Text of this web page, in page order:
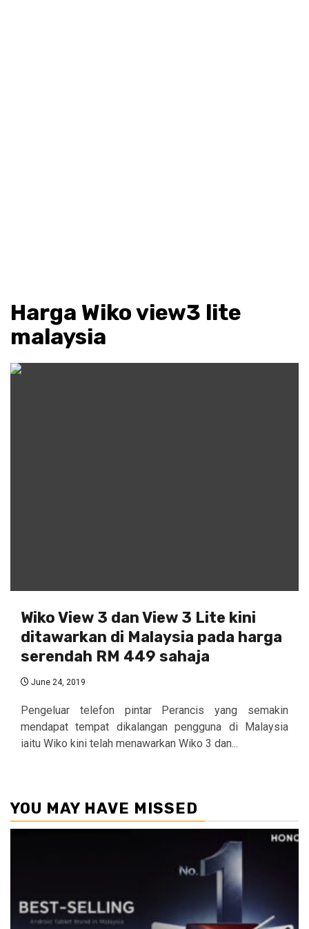
Harga Wiko view3 lite
malaysia
Wiko View 3 dan View 3 Lite kini
ditawarkan di Malaysia pada harga
serendah RM 449 sahaja
June 24, 2019
Pengeluar telefon pintar Perancis yang semakin
mendapat tempat dikalangan pengguna di Malaysia
iaitu Wiko kini telah menawarkan Wiko 3 dan...
YOU MAY HAVE MISSED